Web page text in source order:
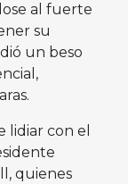
al fuerte
su
un beso
lidiar con el
quienes